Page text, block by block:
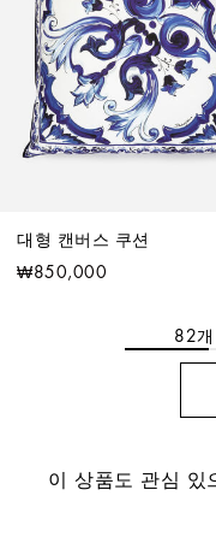
대형 캔버스 쿠션
₩850,000
82
이 상품도 관심 있